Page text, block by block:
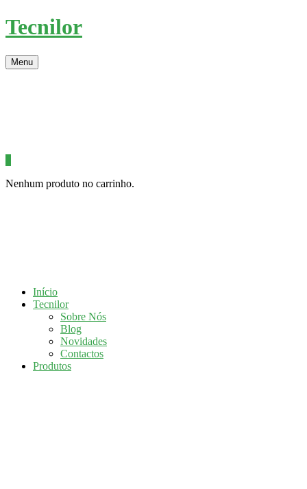
Tecnilor
Menu
Nenhum produto no carrinho.
Início
Tecnilor
Sobre Nós
Blog
Novidades
Contactos
Produtos